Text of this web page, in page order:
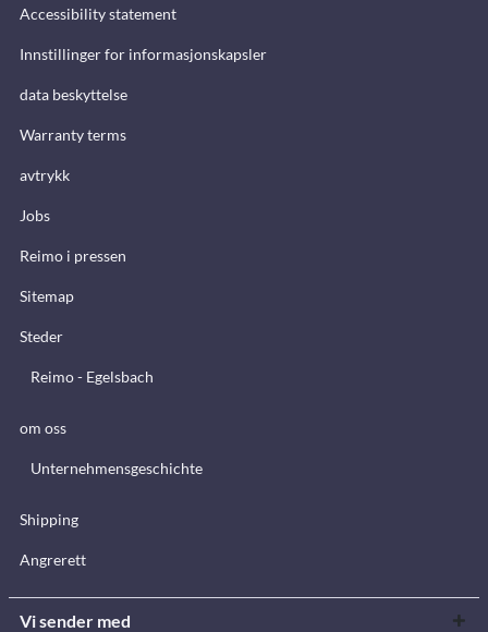
Accessibility statement
Innstillinger for informasjonskapsler
data beskyttelse
Warranty terms
avtrykk
Jobs
Reimo i pressen
Sitemap
Steder
Reimo - Egelsbach
om oss
Unternehmensgeschichte
Shipping
Angrerett
Vi sender med